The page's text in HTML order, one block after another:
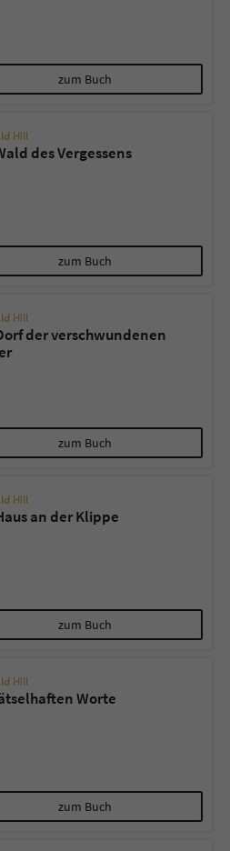
zum Buch
Hill
des Vergessens
zum Buch
Hill
der verschwundenen
zum Buch
Hill
an der Klippe
zum Buch
Hill
Worte
zum Buch